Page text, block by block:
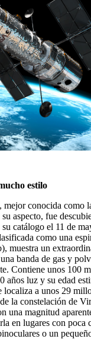
estilo
conocida como
aspecto, fue
catálogo el 11 de
como una
muestra un
banda de gas y
Contiene unos 100
años luz y su edad
localiza a unos 29
la constelación de
una magnitud
en lugares con
o un